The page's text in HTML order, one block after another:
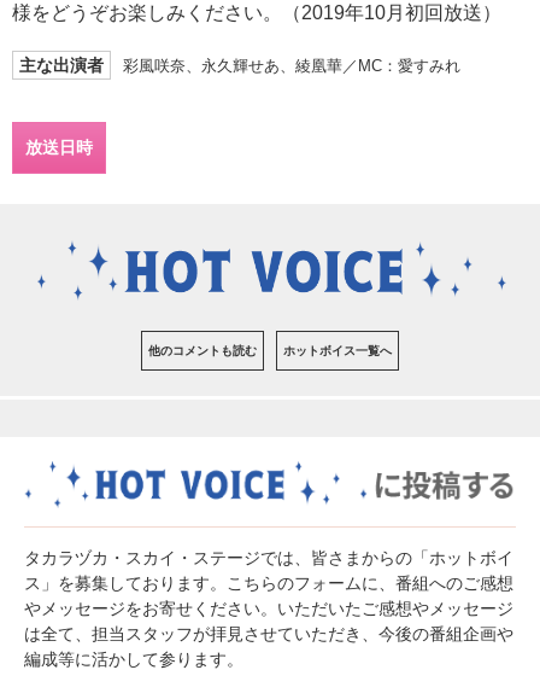
様をどうぞお楽しみください。（2019年10月初回放送）
主な出演者 彩風咲奈、永久輝せあ、綾凰華／MC：愛すみれ
放送日時
他のコメントも読む ホットボイス一覧へ
タカラヅカ・スカイ・ステージでは、皆さまからの「ホットボイ
ス」を募集しております。こちらのフォームに、番組へのご感想
やメッセージをお寄せください。いただいたご感想やメッセージ
は全て、担当スタッフが拝見させていただき、今後の番組企画や
編成等に活かして参ります。